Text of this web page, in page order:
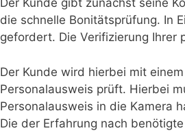
Der Kunde gibt zunächst seine
die schnelle Bonitätsprüfung. In
gefordert. Die Verifizierung Ihrer
Der Kunde wird hierbei mit
Personalausweis prüft. Hierbei
Personalausweis in die Kamera
Die der Erfahrung nach